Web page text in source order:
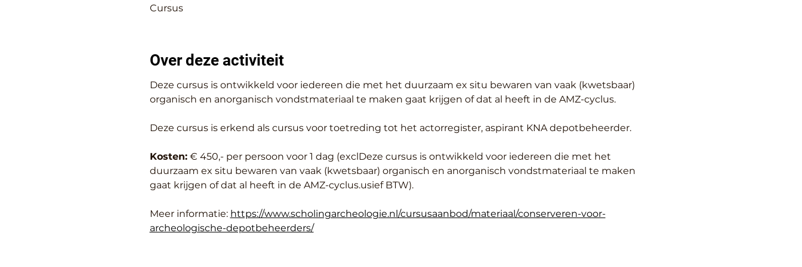
Cursus
Over deze activiteit
Deze cursus is ontwikkeld voor iedereen die met het duurzaam ex situ bewaren van vaak (kwetsbaar)
organisch en anorganisch vondstmateriaal te maken gaat krijgen of dat al heeft in de AMZ-cyclus.
Deze cursus is erkend als cursus voor toetreding tot het actorregister, aspirant KNA depotbeheerder.
Kosten: € 450,- per persoon voor 1 dag (exclDeze cursus is ontwikkeld voor iedereen die met het
duurzaam ex situ bewaren van vaak (kwetsbaar) organisch en anorganisch vondstmateriaal te maken
gaat krijgen of dat al heeft in de AMZ-cyclus.usief BTW).
Meer informatie: https://www.scholingarcheologie.nl/cursusaanbod/materiaal/conserveren-voor-
archeologische-depotbeheerders/